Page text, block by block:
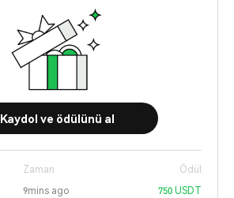
Kaydol ve ödülünü al
Zaman
Ödül
9mins ago 750 USDT